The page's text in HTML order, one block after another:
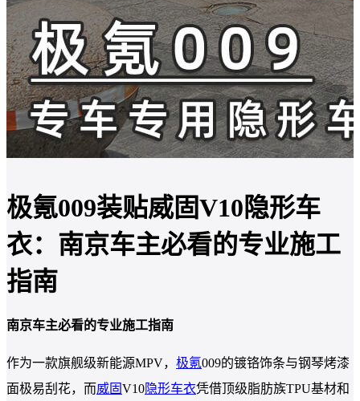
极氪009装贴威固V10隐形车
衣：南京车主必看的专业施工
指南
南京车主必看的专业施工指南
作为一款旗舰级新能源MPV， 极氪009的镀铬饰条与钢琴烤漆
面极易刮花，而威固V10隐形车衣凭借顶级脂肪族TPU基材和